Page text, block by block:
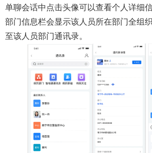
单聊会话中点击头像可以查看个人详细信
部门信息栏会显示该人员所在部门全组
至该人员部门通讯录。